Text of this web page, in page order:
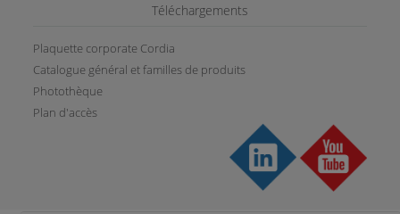
Téléchargements
Plaquette corporate Cordia
Catalogue général et familles de produits
Photothèque
Plan d'accès